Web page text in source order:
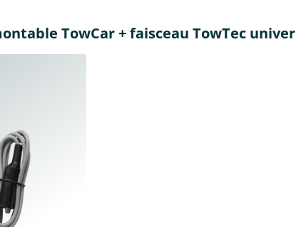
TowCar + faisceau TowTec